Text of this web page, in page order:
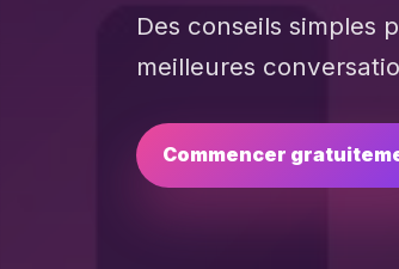
Des conseils simples
meilleures
Commencer